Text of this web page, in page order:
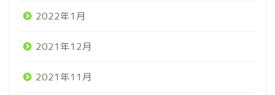
2022年1月
2021年12月
2021年11月